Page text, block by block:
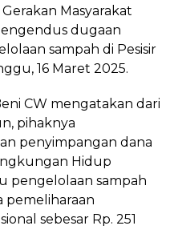
Masyarakat
dugaan
sampah di Pesisir
16 Maret 2025.
CW mengatakan dari
pihaknya
penyimpangan dana
Hidup
pengelolaan sampah
pemeliharaan
sebesar Rp. 251